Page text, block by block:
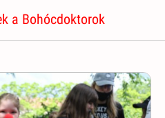
a Bohócdoktorok